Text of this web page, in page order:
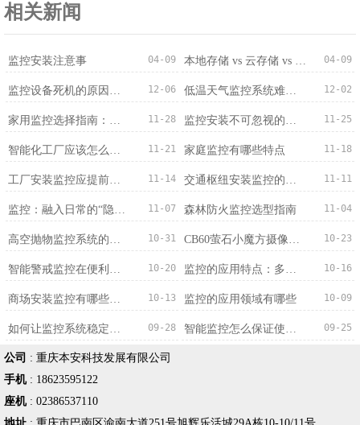
相关新闻
监控安装注意事 04-09 04-09
12-06 12-02
11-28 11-25
11-21 家庭监控有哪些特点 11-18
11-14 11-11
11-07 森林防火监控选型指南 11-04
10-31 10-23
10-20 10-16
10-13 监控的应用领域有哪些 10-09
09-28 09-25
公司 : 重庆本安科技发展有限公司
手机: 18623595122
座机: 02386537110